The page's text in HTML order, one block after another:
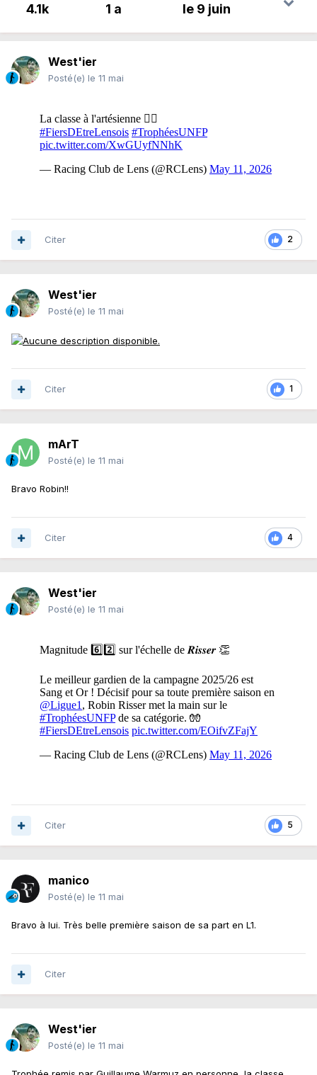
4.1k 1 a le 9 juin
West'ier
Posté(e) le 11 mai
2
Citer
West'ier
Posté(e) le 11 mai
1
Citer
mArT
Posté(e) le 11 mai
Bravo Robin!!
4
Citer
West'ier
Posté(e) le 11 mai
5
Citer
manico
Posté(e) le 11 mai
Bravo à lui. Très belle première saison de sa part en L1.
Citer
West'ier
Posté(e) le 11 mai